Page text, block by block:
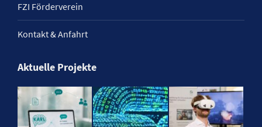
FZI Förderverein
Kontakt & Anfahrt
Aktuelle Projekte